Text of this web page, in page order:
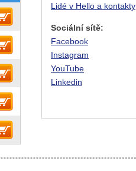
Lidé v Hello a kontakty
Sociální sítě:
Facebook
Instagram
YouTube
Linkedin